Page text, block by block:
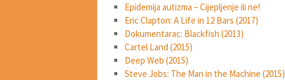
Epidemija autizma – Cijepljenje ili ne!
Eric Clapton: A Life in 12 Bars (2017)
Dokumentarac: Blackfish (2013)
Cartel Land (2015)
Deep Web (2015)
Steve Jobs: The Man in the Machine (2015)